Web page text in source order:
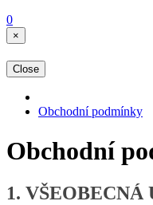
0
×
Close
Obchodní podmínky
Obchodní
1. VŠEOBECNÁ